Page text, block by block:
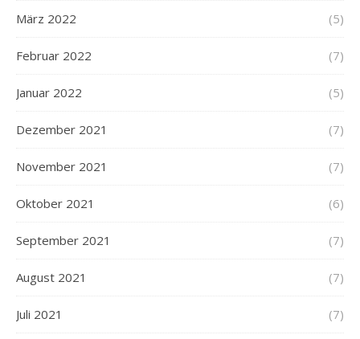
März 2022 (5)
Februar 2022 (7)
Januar 2022 (5)
Dezember 2021 (7)
November 2021 (7)
Oktober 2021 (6)
September 2021 (7)
August 2021 (7)
Juli 2021 (7)